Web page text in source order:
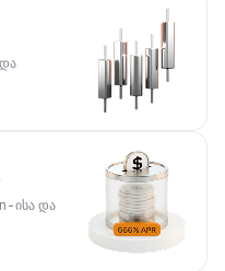
ისა და